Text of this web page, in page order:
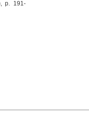
p. 191-